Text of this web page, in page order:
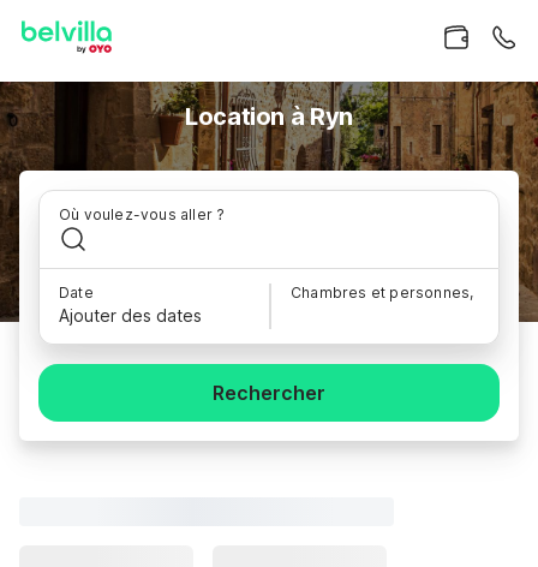
Location à Ryn
Où voulez-vous aller ?
Date
Ajouter des dates
Chambres et personnes,
Rechercher